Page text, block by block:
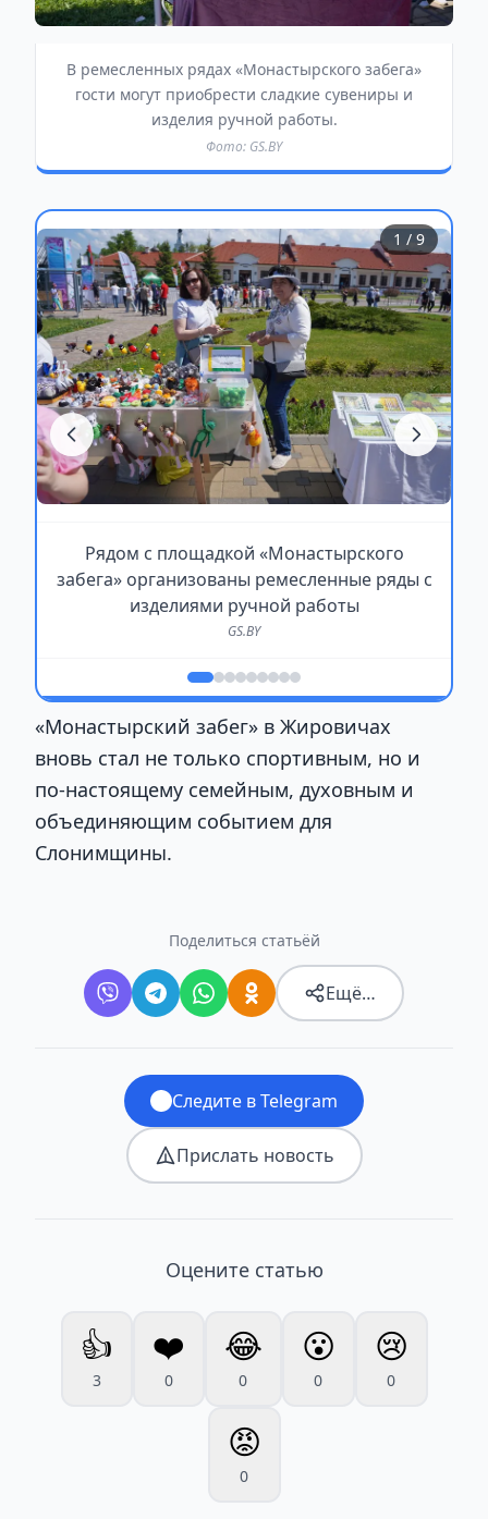
В ремесленных рядах «Монастырского забега»
гости могут приобрести сладкие сувениры и
изделия ручной работы.
Фото: GS.BY
Рядом с площадкой «Монастырского
забега» организованы ремесленные ряды с
изделиями ручной работы
GS.BY
1 / 9
«Монастырский забег» в Жировичах
вновь стал не только спортивным, но и
по-настоящему семейным, духовным и
объединяющим событием для
Слонимщины.
Поделиться статьёй
Ещё…
Следите в Telegram
Прислать новость
Оцените статью
👍
3
❤️
0
😂
0
😮
0
😢
0
😡
0